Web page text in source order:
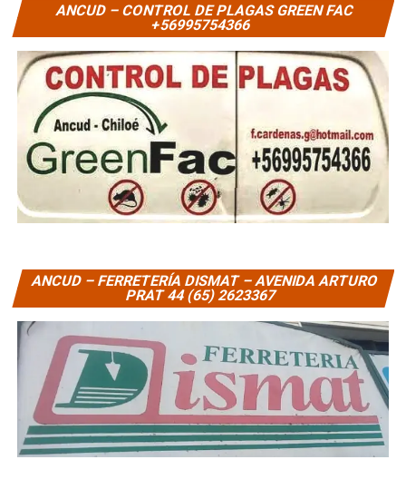
ANCUD – CONTROL DE PLAGAS GREEN FAC
+56995754366
ANCUD – FERRETERÍA DISMAT – AVENIDA ARTURO
PRAT 44 (65) 2623367